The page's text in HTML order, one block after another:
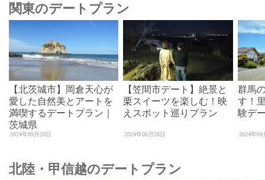
関東のデートプラン
【北茨城市】岡倉天心が
愛した自然美とアートを
満喫するデートプラン｜
茨城県
2024年09月20日
【笠間市デート】絶景と
栗スイーツを楽しむ！映
えスポット巡りプラン
2024年06月28日
群馬
す！
験デ
2024年04
北陸・甲信越のデートプラン